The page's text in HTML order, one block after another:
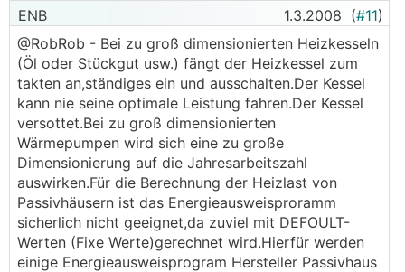
ENB 1.3.2008 (#11)
@RobRob - Bei zu groß dimensionierten Heizkesseln
(Öl oder Stückgut usw.) fängt der Heizkessel zum
takten an,ständiges ein und ausschalten.Der Kessel
kann nie seine optimale Leistung fahren.Der Kessel
versottet.Bei zu groß dimensionierten
Wärmepumpen wird sich eine zu große
Dimensionierung auf die Jahresarbeitszahl
auswirken.Für die Berechnung der Heizlast von
Passivhäusern ist das Energieausweisproramm
sicherlich nicht geeignet,da zuviel mit DEFOULT-
Werten (Fixe Werte)gerechnet wird.Hierfür werden
einige Energieausweisprogram Hersteller Passivhaus